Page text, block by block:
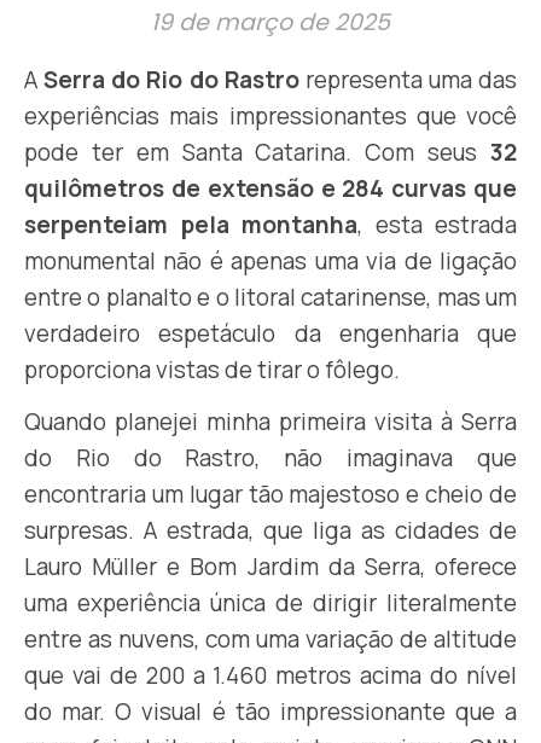
19 de março de 2025
ASerra do Rio do Rastrorepresenta uma das
experiências mais impressionantes que você
pode ter em Santa Catarina. Com seus 32
quilômetros de extensão e 284 curvas que
serpenteiam pela montanha, esta estrada
monumental não é apenas uma via de ligação
entre o planalto e o litoral catarinense, mas um
verdadeiro espetáculo da engenharia que
proporciona vistas de tirar o fôlego.
Quando planejei minha primeira visita à Serra
do Rio do Rastro, não imaginava que
encontraria um lugar tão majestoso e cheio de
surpresas. A estrada, que liga as cidades de
Lauro Müller e Bom Jardim da Serra, oferece
uma experiência única de dirigir literalmente
entre as nuvens, com uma variação de altitude
que vai de 200 a 1.460 metros acima do nível
do mar. O visual é tão impressionante que a